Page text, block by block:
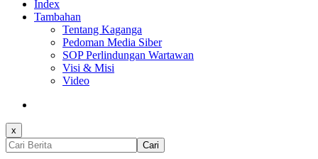
Index
Tambahan
Tentang Kaganga
Pedoman Media Siber
SOP Perlindungan Wartawan
Visi & Misi
Video
x
Cari